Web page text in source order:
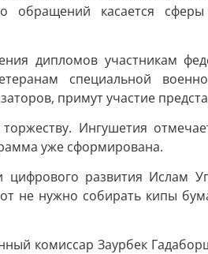
обращений касается
дипломов участникам
специальной
примут участие
Ингушетия
уже сформирована.
развития Ислам
не нужно собирать кипы
комиссар Заурбек